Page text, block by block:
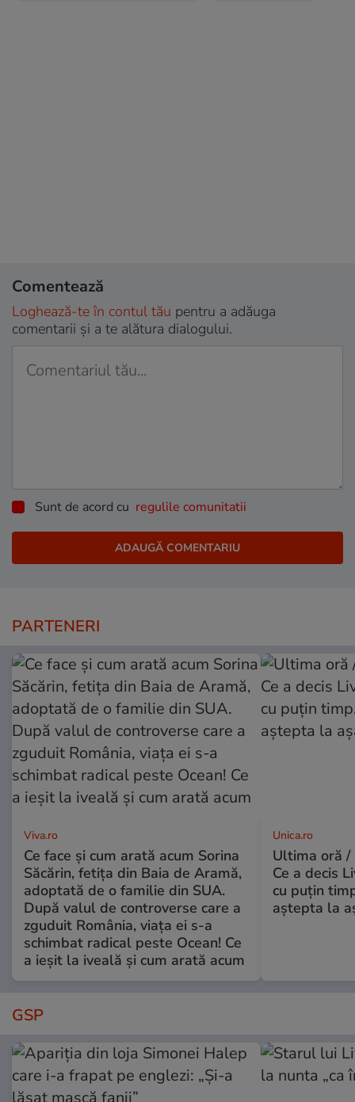
Comentează
Loghează-te în contul tău pentru a adăuga
comentarii și a te alătura dialogului.
Sunt de acord cu regulile comunitatii
PARTENERI
Viva.ro
Ce face și cum arată acum Sorina
Săcărin, fetița din Baia de Aramă,
adoptată de o familie din SUA.
După valul de controverse care a
zguduit România, viața ei s-a
schimbat radical peste Ocean! Ce
a ieșit la iveală și cum arată acum
Unica.ro
Ultima oră /
Ce a decis
cu puțin
aștepta la
GSP